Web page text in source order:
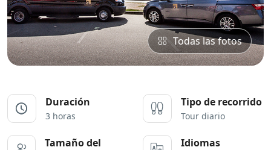
Todas las fotos
Duración
3 horas
Tipo de recorrido
Tour diario
Tamaño del
Idiomas